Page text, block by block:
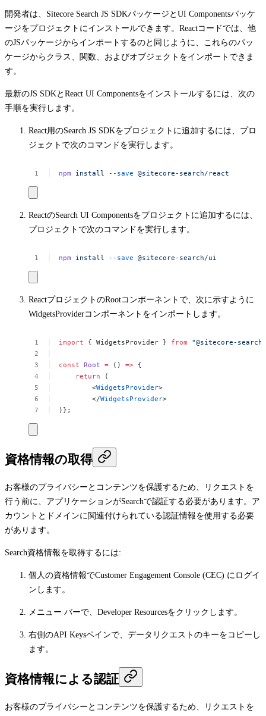
開発者は、Sitecore Search JS SDKパッケージとUI Componentsパッケ
ージをプロジェクトにインストールできます。Reactコードでは、他
のJSパッケージからインポートするのと同じように、これらのパッ
ケージからクラス、関数、およびオブジェクトをインポートできま
す。
最新のJS SDKとReact UI Componentsをインストールするには、次の
手順を実行します。
React用のSearch JS SDKをプロジェクトに追加するには、プロ
ジェクトで次のコマンドを実行します。
npm install --save @sitecore-search/react
ReactのSearch UI Componentsをプロジェクトに追加するには、
プロジェクトで次のコマンドを実行します。
npm install --save @sitecore-search/ui
ReactプロジェクトのRootコンポーネントで、次に示すように
WidgetsProviderコンポーネントをインポートします。
import { WidgetsProvider } from "@sitecore-
const Root = () => {
return
(
<WidgetsProvider>
</WidgetsProvider>
)};
資格情報の取得
お客様のプライバシーとコンテンツを保護するため、リクエストを
行う前に、アプリケーションがSearchで認証する必要があります。ア
カウントとドメインに関連付けられている認証情報を使用する必要
があります。
Search資格情報を取得するには:
個人の資格情報でCustomer Engagement Console (CEC) にログイ
ンします。
メニュー バーで、 Developer Resourcesをクリックします。
右側のAPI Keysペインで、データリクエストのキーをコピーし
ます。
資格情報による認証
お客様のプライバシーとコンテンツを保護するため、リクエストを